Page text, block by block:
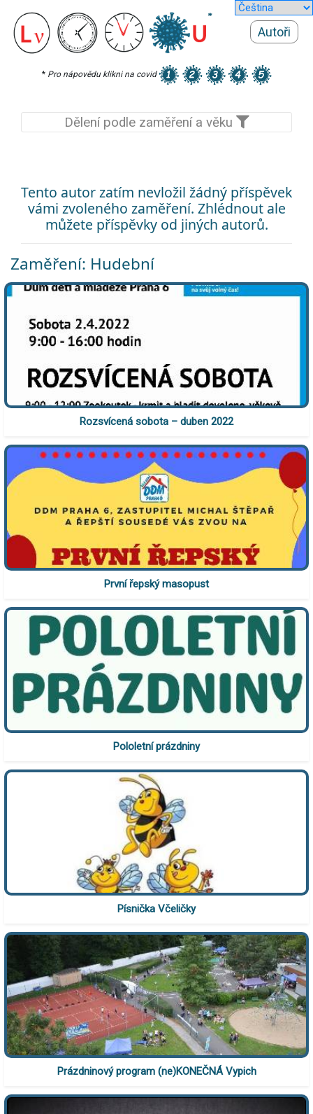
Autoři
* Pro nápovědu klikni na covid
Dělení podle zaměření a věku
Tento autor zatím nevložil žádný příspěvek
vámi zvoleného zaměření. Zhlédnout ale
můžete příspěvky od jiných autorů.
Zaměření: Hudební
Rozsvícená sobota – duben 2022
První řepský masopust
Pololetní prázdniny
Písnička Včeličky
Prázdninový program (ne)KONEČNÁ Vypich